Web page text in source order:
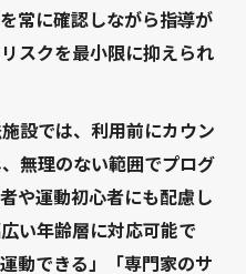
常に確認しながら指導が
スクを最小限に抑えられ
設では、利用前にカウン
無理のない範囲でプログ
や運動初心者にも配慮し
い年齢層に対応可能で
動できる」「専門家のサ